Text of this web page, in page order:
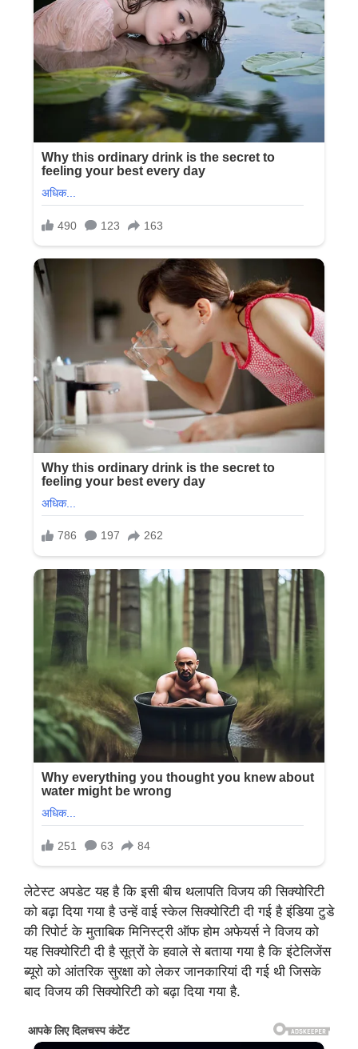
लेटेस्ट अपडेट यह है कि इसी बीच थलापति विजय की सिक्योरिटी
को बढ़ा दिया गया है उन्हें वाई स्केल सिक्योरिटी दी गई है इंडिया टुडे
की रिपोर्ट के मुताबिक मिनिस्ट्री ऑफ होम अफेयर्स ने विजय को
यह सिक्योरिटी दी है सूत्रों के हवाले से बताया गया है कि इंटेलिजेंस
ब्यूरो को आंतरिक सुरक्षा को लेकर जानकारियां दी गई थी जिसके
बाद विजय की सिक्योरिटी को बढ़ा दिया गया है.